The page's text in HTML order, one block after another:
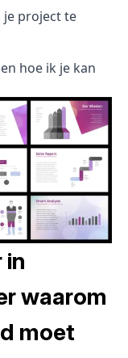
project te
hoe ik je kan
in
waarom
moet